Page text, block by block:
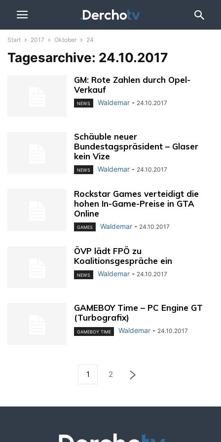
Start 2017 Oktober 24
Tagesarchive: 24.10.2017
GM: Rote Zahlen durch Opel-
Verkauf
NEWS Waldemar - 24.10.2017
Schäuble neuer
Bundestagspräsident – Glaser
kein Vize
NEWS Waldemar - 24.10.2017
Rockstar Games verteidigt die
hohen In-Game-Preise in GTA
Online
GAMES Waldemar - 24.10.2017
ÖVP lädt FPÖ zu
Koalitionsgespräche ein
NEWS Waldemar - 24.10.2017
GAMEBOY Time – PC Engine GT
(Turbografix)
GAMEBOY TIME Waldemar - 24.10.2017
1 2